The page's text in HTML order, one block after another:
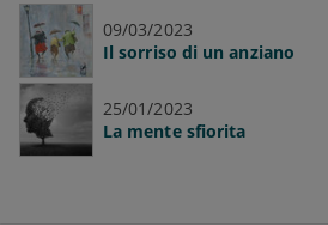
09/03/2023
Il sorriso di un anziano
25/01/2023
La mente sfiorita